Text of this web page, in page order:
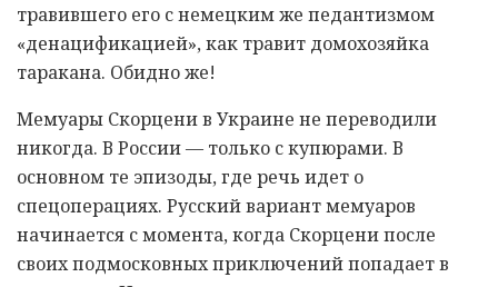
травившего его с немецким же педантизмом
«денацификацией», как травит домохозяйка
таракана. Обидно же!
Мемуары Скорцени в Украине не переводили
никогда. В России — только с купюрами. В
основном те эпизоды, где речь идет о
спецоперациях. Русский вариант мемуаров
начинается с момента, когда Скорцени после
своих подмосковных приключений попадает в